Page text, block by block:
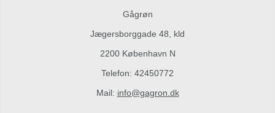
Gågrøn
Jægersborggade 48, kld
2200 København N
Telefon: 42450772
Mail: info@gagron.dk